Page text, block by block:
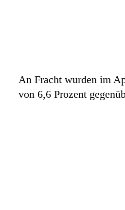
An Fracht wurden im
von 6,6 Prozent